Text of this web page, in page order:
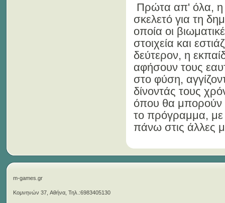
Πρώτα απ' όλα, η
σκελετό για τη
οποία οι
στοιχεία και
δεύτερον, η
αφήσουν τους
στο φύση,
δίνοντάς τους
όπου θα μπορούν
το πρόγραμμα, με
πάνω στις άλλες
m-games.gr
Κομνηνών 37, Αθήνα, Τηλ.:6983405130